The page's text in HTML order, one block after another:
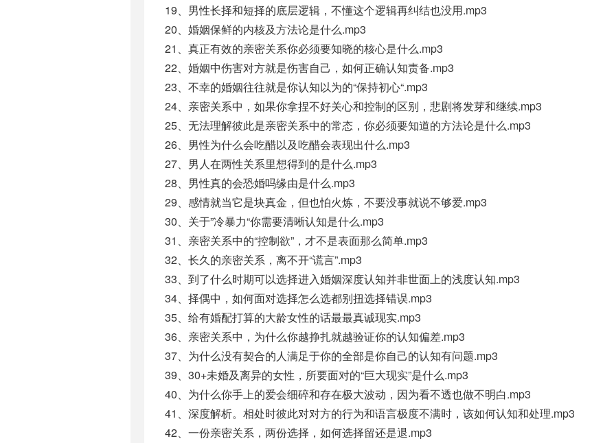
19、男性长择和短择的底层逻辑，不懂这个逻辑再纠结也没用.mp3
20、婚姻保鲜的内核及方法论是什么.mp3
21、真正有效的亲密关系你必须要知晓的核心是什么.mp3
22、婚姻中伤害对方就是伤害自己，如何正确认知责备.mp3
23、不幸的婚姻往往就是你认知以为的“保持初心“.mp3
24、亲密关系中，如果你拿捏不好关心和控制的区别，悲剧将发芽和继续.mp3
25、无法理解彼此是亲密关系中的常态，你必须要知道的方法论是什么.mp3
26、男性为什么会吃醋以及吃醋会表现出什么.mp3
27、男人在两性关系里想得到的是什么.mp3
28、男性真的会恐婚吗缘由是什么.mp3
29、感情就当它是块真金，但也怕火炼，不要没事就说不够爱.mp3
30、关于”冷暴力“你需要清晰认知是什么.mp3
31、亲密关系中的“控制欲”，才不是表面那么简单.mp3
32、长久的亲密关系，离不开“谎言”.mp3
33、到了什么时期可以选择进入婚姻深度认知并非世面上的浅度认知.mp3
34、择偶中，如何面对选择怎么选都别扭选择错误.mp3
35、给有婚配打算的大龄女性的话最最真诚现实.mp3
36、亲密关系中，为什么你越挣扎就越验证你的认知偏差.mp3
37、为什么没有契合的人满足于你的全部是你自己的认知有问题.mp3
39、30+未婚及离异的女性，所要面对的“巨大现实”是什么.mp3
40、为什么你手上的爱会细碎和存在极大波动，因为看不透也做不明白.mp3
41、深度解析。相处时彼此对对方的行为和语言极度不满时，该如何认知和处理.mp3
42、一份亲密关系，两份选择，如何选择留还是退.mp3